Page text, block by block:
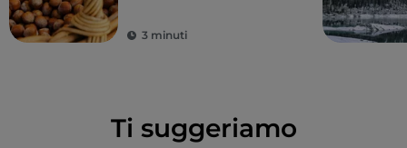
3 minuti
Ti suggeriamo